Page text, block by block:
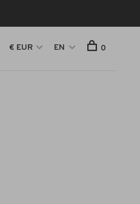
€ EUR EN 0